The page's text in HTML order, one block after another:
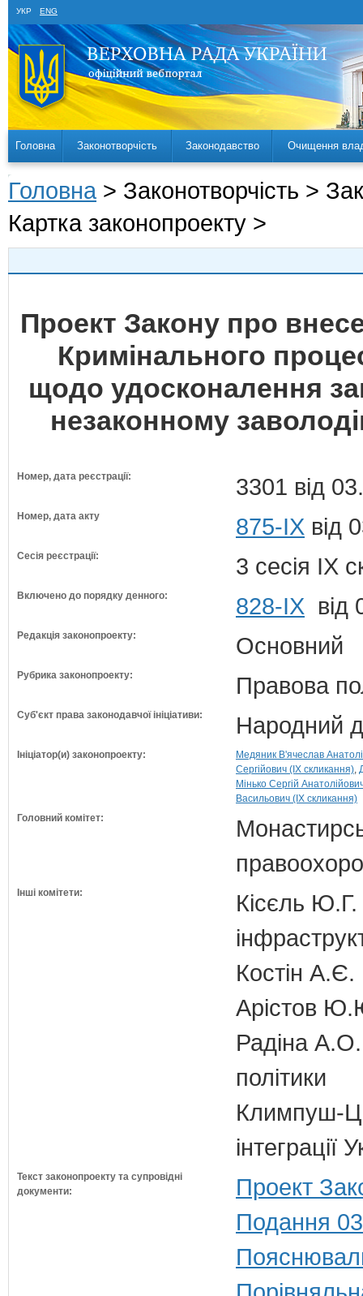
УКР ENG
Головна Законотворчість Законодавство Очищення
Головна > Законотворчість >
Картка законопроекту >
Проект Закону про
Кримінального
щодо удосконалення
незаконному
Номер, дата реєстрації: 3301 від
Номер, дата акту 875-IX від
Сесія реєстрації: 3 сесія IX
Включено до порядку денного: 828-ІХ від
Редакція законопроекту: Основний
Рубрика законопроекту: Правова
Суб'єкт права законодавчої ініціативи: Народний
Ініціатор(и) законопроекту:
Медяник В'ячеслав
Сергійович (IX скликання)
Мінько Сергій
Васильович (IX скликання)
Головний комітет:
Інші комітети:
Кісєль Ю.Г.
Костін А.Є.
Арістов
Радіна А.О.
політики
Климпуш-
Текст законопроекту та супровідні
документи:
Проект
Подання